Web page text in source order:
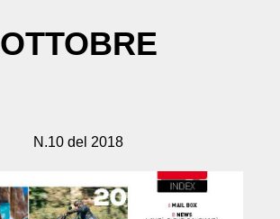
OTTOBRE
N.10 del 2018